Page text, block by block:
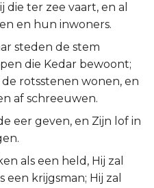
die ter zee vaart, en al
en hun inwoners.
steden de stem
die Kedar bewoont;
rotsstenen wonen, en
af schreeuwen.
eer geven, en Zijn lof in
als een held, Hij zal
krijgsman; Hij zal